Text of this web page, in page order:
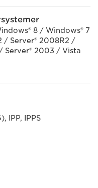
8 / Windows® 7
/ Server® 2008R2 /
Server® 2003 / Vista
IPP, IPPS